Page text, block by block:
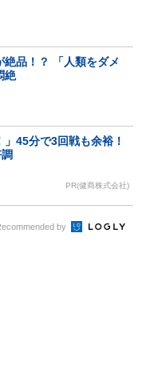
絶品！？ 「人類をダメ
絶
」45分で3回戦も余裕！
PR(健商株式会社)
by